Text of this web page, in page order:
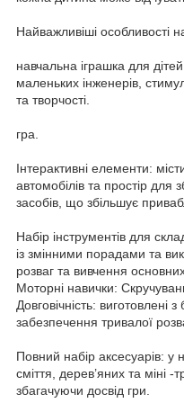
Найважливіші особливості
навчальна іграшка для
маленьких інженерів,
та творчості.
гра.
Інтерактивні елементи:
автомобілів та простір для
засобів, що збільшує
Набір інструментів для
із змінними порадами та
розваг та вивчення
Моторні навички:
Довговічність: виготовлені
забезпечення тривалої
Повний набір аксесуарів: у
сміття, дерев’яних та міні -
збагачуючи досвід гри.